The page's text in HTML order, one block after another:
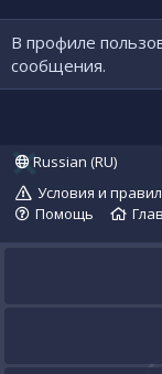
В профиле
сообщения.
Russian (RU)
Условия и
Помощь